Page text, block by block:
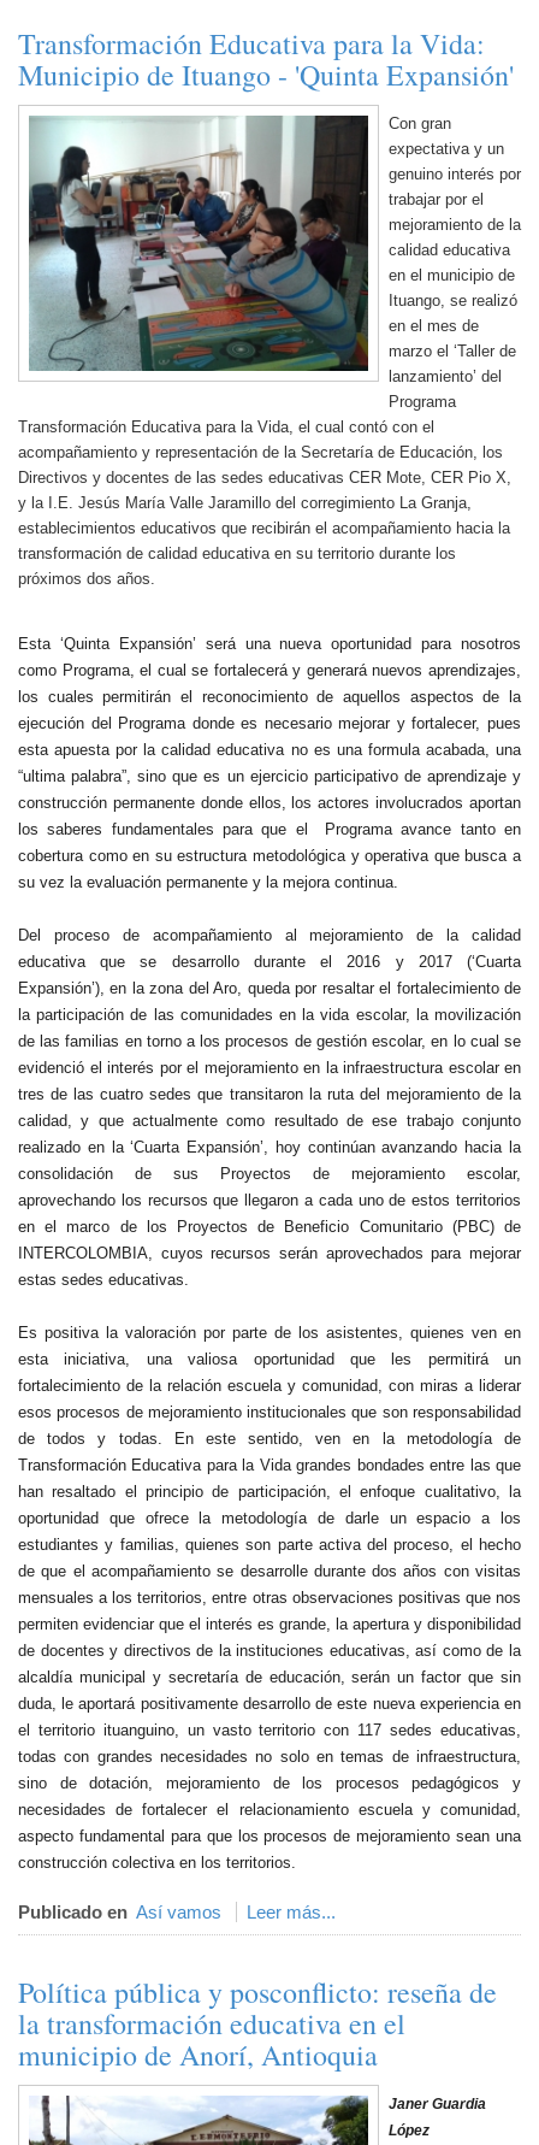
Transformación Educativa para la Vida:
Municipio de Ituango - 'Quinta Expansión'
Con gran
expectativa y un
genuino interés por
trabajar por el
mejoramiento de la
calidad educativa
en el municipio de
Ituango, se realizó
en el mes de
marzo el ‘Taller de
lanzamiento’ del
Programa
Transformación Educativa para la Vida, el cual contó con el
acompañamiento y representación de la Secretaría de Educación, los
Directivos y docentes de las sedes educativas CER Mote, CER Pio X,
y la I.E. Jesús María Valle Jaramillo del corregimiento La Granja,
establecimientos educativos que recibirán el acompañamiento hacia la
transformación de calidad educativa en su territorio durante los
próximos dos años.
Esta ‘Quinta Expansión’ será una nueva oportunidad para nosotros
como Programa, el cual se fortalecerá y generará nuevos aprendizajes,
los cuales permitirán el reconocimiento de aquellos aspectos de la
ejecución del Programa donde es necesario mejorar y fortalecer, pues
esta apuesta por la calidad educativa no es una formula acabada, una
“ultima palabra”, sino que es un ejercicio participativo de aprendizaje y
construcción permanente donde ellos, los actores involucrados aportan
los saberes fundamentales para que el Programa avance tanto en
cobertura como en su estructura metodológica y operativa que busca a
su vez la evaluación permanente y la mejora continua.
Del proceso de acompañamiento al mejoramiento de la calidad
educativa que se desarrollo durante el 2016 y 2017 (‘Cuarta
Expansión’), en la zona del Aro, queda por resaltar el fortalecimiento de
la participación de las comunidades en la vida escolar, la movilización
de las familias en torno a los procesos de gestión escolar, en lo cual se
evidenció el interés por el mejoramiento en la infraestructura escolar en
tres de las cuatro sedes que transitaron la ruta del mejoramiento de la
calidad, y que actualmente como resultado de ese trabajo conjunto
realizado en la ‘Cuarta Expansión’, hoy continúan avanzando hacia la
consolidación de sus Proyectos de mejoramiento escolar,
aprovechando los recursos que llegaron a cada uno de estos territorios
en el marco de los Proyectos de Beneficio Comunitario (PBC) de
INTERCOLOMBIA, cuyos recursos serán aprovechados para mejorar
estas sedes educativas.
Es positiva la valoración por parte de los asistentes, quienes ven en
esta iniciativa, una valiosa oportunidad que les permitirá un
fortalecimiento de la relación escuela y comunidad, con miras a liderar
esos procesos de mejoramiento institucionales que son responsabilidad
de todos y todas. En este sentido, ven en la metodología de
Transformación Educativa para la Vida grandes bondades entre las que
han resaltado el principio de participación, el enfoque cualitativo, la
oportunidad que ofrece la metodología de darle un espacio a los
estudiantes y familias, quienes son parte activa del proceso, el hecho
de que el acompañamiento se desarrolle durante dos años con visitas
mensuales a los territorios, entre otras observaciones positivas que nos
permiten evidenciar que el interés es grande, la apertura y disponibilidad
de docentes y directivos de la instituciones educativas, así como de la
alcaldía municipal y secretaría de educación, serán un factor que sin
duda, le aportará positivamente desarrollo de este nueva experiencia en
el territorio ituanguino, un vasto territorio con 117 sedes educativas,
todas con grandes necesidades no solo en temas de infraestructura,
sino de dotación, mejoramiento de los procesos pedagógicos y
necesidades de fortalecer el relacionamiento escuela y comunidad,
aspecto fundamental para que los procesos de mejoramiento sean una
construcción colectiva en los territorios.
Publicado en Así vamos Leer más...
Política pública y posconflicto: reseña de
la transformación educativa en el
municipio de Anorí, Antioquia
Janer Guardia
López